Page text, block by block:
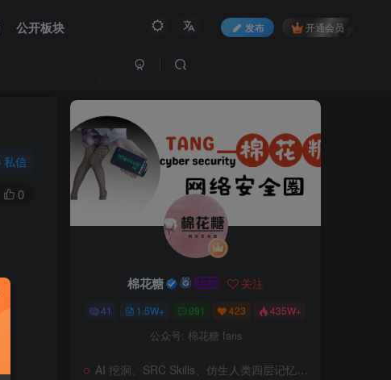
公开板块 发布 开通会员
私信
0
棉花糖 关注
41 1.5W+ 991 423 435W+
公众号: 棉花糖 fans
AI 挖洞、SRC Skills、仿生人类四层记忆系统